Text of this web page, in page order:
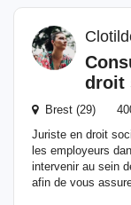
droit
Brest (29)
Juriste en droit
les employeurs
intervenir au sein
afin de vous